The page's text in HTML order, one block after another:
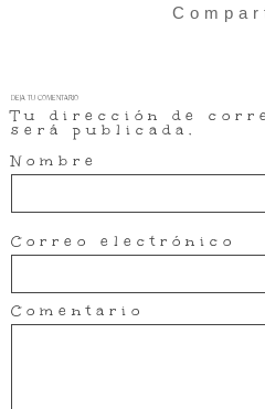
DEJA TU COMENTARIO
Tu dirección de
será publicada.
Nombre
Correo electrónico
Comentario